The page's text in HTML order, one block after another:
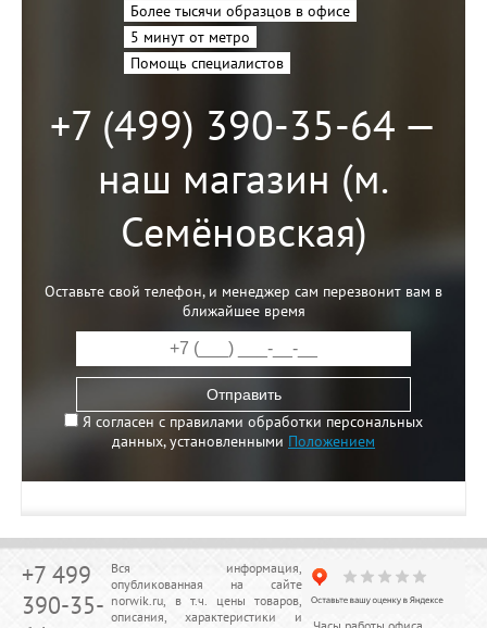
Более тысячи образцов в офисе
5 минут от метро
Помощь специалистов
+7 (499) 390-35-64 —
наш магазин (м.
Семёновская)
Оставьте свой телефон, и менеджер сам перезвонит вам в
ближайшее время
Отправить
Я согласен с правилами обработки персональных
данных, установленными Положением
+7 499
390-35-
Вся информация,
опубликованная на сайте
norwik.ru, в т.ч. цены товаров,
описания, характеристики и